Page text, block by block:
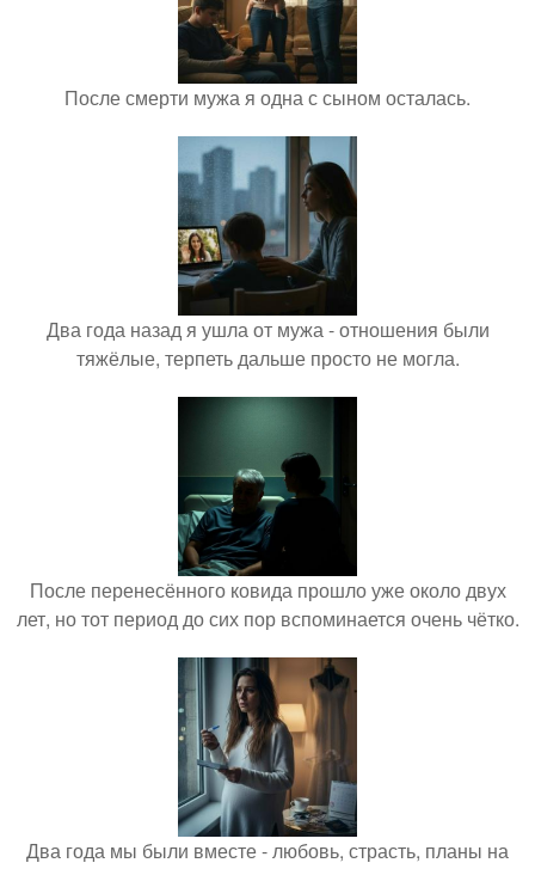
После смерти мужа я одна с сыном осталась.
Два года назад я ушла от мужа - отношения были
тяжёлые, терпеть дальше просто не могла.
После перенесённого ковида прошло уже около двух
лет, но тот период до сих пор вспоминается очень чётко.
Два года мы были вместе - любовь, страсть, планы на